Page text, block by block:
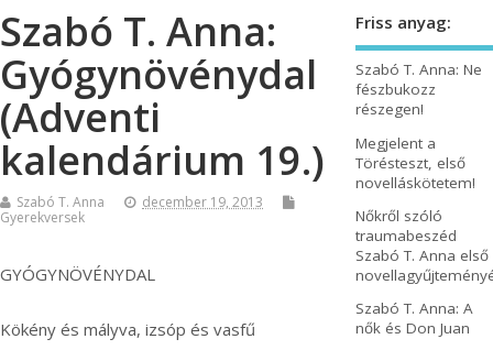
Szabó T. Anna:
Gyógynövénydal
(Adventi
kalendárium 19.)
Szabó T. Anna
december 19, 2013
Gyerekversek
GYÓGYNÖVÉNYDAL
Kökény és mályva, izsóp és vasfű
Friss anyag:
Szabó T. Anna: Ne
fészbukozz
részegen!
Megjelent a
Törésteszt, első
novelláskötetem!
Nőkről szóló
traumabeszéd
Szabó T. Anna első
Szabó T. Anna: A
nők és Don Juan